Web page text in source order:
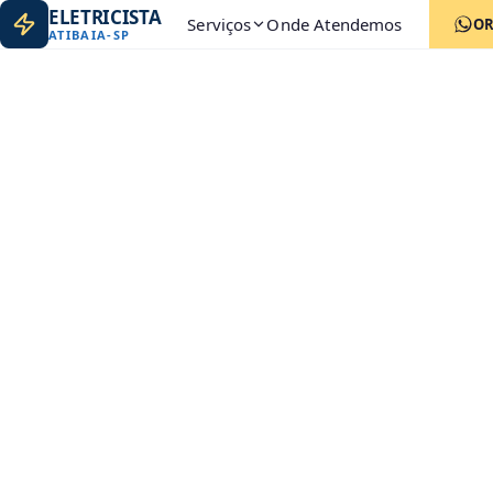
ELETRICISTA
ATIBAIA-SP Serviços Onde Atendemos